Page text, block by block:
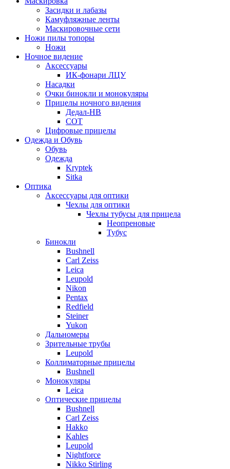
Засидки и лабазы
Камуфляжные ленты
Маскировочные сети
Ножи пилы топоры
Ножи
Ночное видение
Аксессуары
ИК-фонари ЛЦУ
Насадки
Очки бинокли и монокуляры
Прицелы ночного видения
Дедал-НВ
СОТ
Цифровые прицелы
Одежда и Обувь
Обувь
Одежда
Kryptek
Sitka
Оптика
Аксессуары для оптики
Чехлы для оптики
Чехлы тубусы для прицела
Неопреновые
Тубус
Бинокли
Bushnell
Carl Zeiss
Leica
Leupold
Nikon
Pentax
Redfield
Steiner
Yukon
Дальномеры
Зрительные трубы
Leupold
Коллиматорные прицелы
Bushnell
Монокуляры
Leica
Оптические прицелы
Bushnell
Carl Zeiss
Hakko
Kahles
Leupold
Nightforce
Nikko Stirling